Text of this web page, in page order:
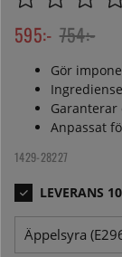
754:-
595:-
Gör
Anpassat
1429-28227